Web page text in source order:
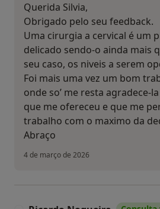
Querida Silvia,
Obrigado pelo seu feedback.
Uma cirurgia a cervical é um
delicado sendo-o ainda mais
seu caso, os niveis a serem
Foi mais uma vez um bom
onde so’ me resta agradece-
que me ofereceu e que me
trabalho com o maximo da
Abraço
4 de março de 2026